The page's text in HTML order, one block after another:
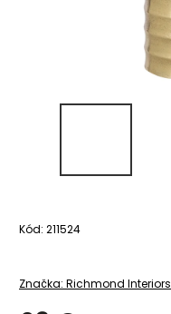
Kód: 211524
Značka: Richmond Interiors